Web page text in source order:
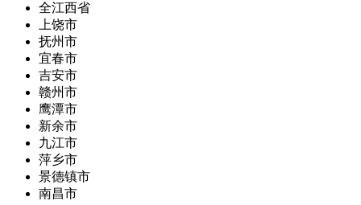
全江西省
上饶市
抚州市
宜春市
吉安市
赣州市
鹰潭市
新余市
九江市
萍乡市
景德镇市
南昌市